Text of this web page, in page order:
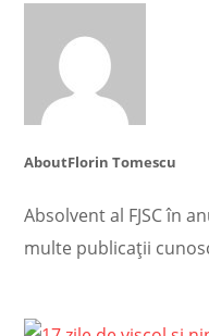
AboutFlorin Tomescu
Absolvent al FJSC în
multe publicații